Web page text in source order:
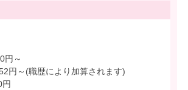
円～
円～(職歴により加算されます)